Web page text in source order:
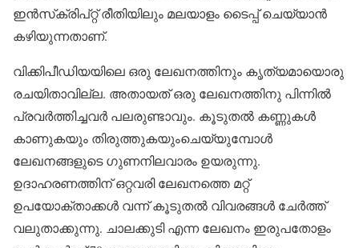
ഇന്‍സ്‌ക്രിപ്റ്റ് രീതിയിലും മലയാളം ടൈപ്പ് ചെയ്യാന്‍
കഴിയുന്നതാണ്.
വിക്കിപീഡിയയിലെ ഒരു ലേഖനത്തിനും കൃത്യമായൊരു
രചയിതാവില്ല. അതായത് ഒരു ലേഖനത്തിനു പിന്നില്‍
പ്രവര്‍ത്തിച്ചവര്‍ പലരുണ്ടാവും. കൂടുതല്‍ കണ്ണുകള്‍
കാണുകയും തിരുത്തുകയുംചെയ്യുമ്പോള്‍
ലേഖനങ്ങളുടെ ഗുണനിലവാരം ഉയരുന്നു.
ഉദാഹരണത്തിന് ഒറ്റവരി ലേഖനത്തെ മറ്റ്
ഉപയോക്താക്കള്‍ വന്ന് കൂടുതല്‍ വിവരങ്ങള്‍ ചേര്‍ത്ത്
വലുതാക്കുന്നു. ചാലക്കുടി എന്ന ലേഖനം ഇരുപതോളം